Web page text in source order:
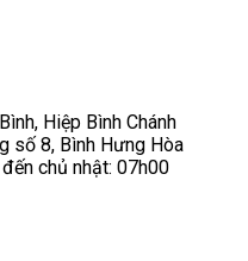
Hiệp Bình Chánh
số 8, Bình Hưng Hòa
chủ nhật: 07h00